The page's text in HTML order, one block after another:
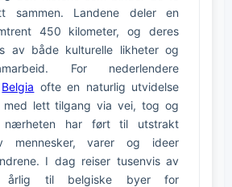
sammen. Landene deler en
450 kilometer, og deres
av både kulturelle likheter og
For nederlendere
Belgia ofte en naturlig utvidelse
lett tilgang via vei, tog og
nærheten har ført til utstrakt
mennesker, varer og ideer
I dag reiser tusenvis av
årlig til belgiske byer for